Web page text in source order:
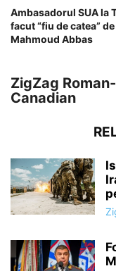
Ambasadorul SUA la
facut “fiu de catea”
Mahmoud Abbas
ZigZag Roman-
Canadian